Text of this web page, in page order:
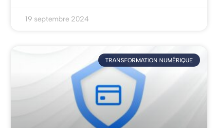
19 septembre 2024
TRANSFORMATION NUMÉRIQUE